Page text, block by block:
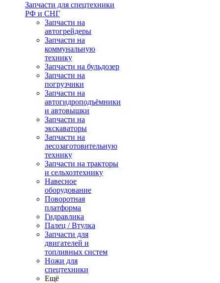
Запчасти для спецтехники
РФ и СНГ
Запчасти на
автогрейдеры
Запчасти на
коммунальную
технику
Запчасти на бульдозер
Запчасти на
погрузчики
Запчасти на
автогидроподъёмники
и автовышки
Запчасти на
экскаваторы
Запчасти на
лесозаготовительную
технику
Запчасти на тракторы
и сельхозтехнику
Навесное
оборудование
Поворотная
платформа
Гидравлика
Палец / Втулка
Запчасти для
двигателей и
топливных систем
Ножи для
спецтехники
Ещё